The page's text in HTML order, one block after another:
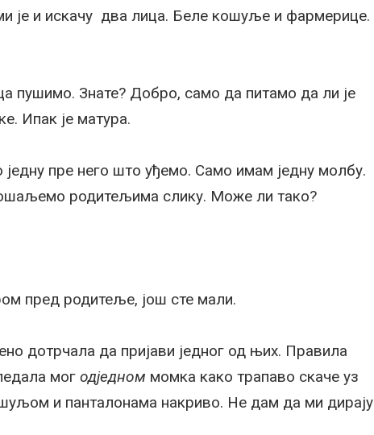
је и искачу два лица. Беле кошуље и фармерице.
пушимо. Знате? Добро, само да питамо да ли је
Ипак је матура.
једну пре него што уђемо. Само имам једну молбу.
родитељима слику. Може ли тако?
пред родитеље, још сте мали.
дотрчала да пријави једног од њих. Правила
мог одједном момка како трапаво скаче уз
и панталонама накриво. Не дам да ми дирају